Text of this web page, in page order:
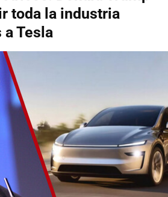
toda la industria
a Tesla